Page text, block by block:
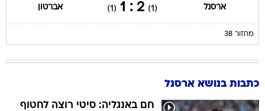
ארסנל (1)
2 : 1
(1) אברטון
מחזור 38
כתבות בנושא ארסנל
חם באנגליה: סיטי רוצה לחטוף